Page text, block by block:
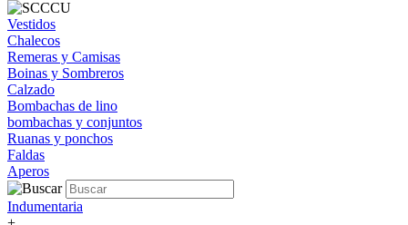
Vestidos
Chalecos
Remeras y Camisas
Boinas y Sombreros
Calzado
Bombachas de lino
bombachas y conjuntos
Ruanas y ponchos
Faldas
Aperos
Indumentaria